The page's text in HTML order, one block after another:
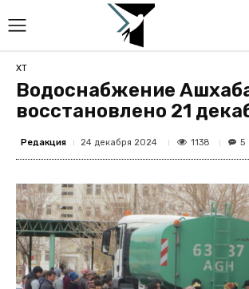
ХТ
Водоснабжение
восстановлено 21
Редакция 24 декабря 2024 1138 5